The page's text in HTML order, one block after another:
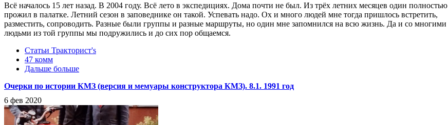
Всё началось 15 лет назад. В 2004 году. Всё лето в экспедициях. Дома почти не был. Из трёх летних месяцев один полностью
прожил в палатке. Летний сезон в заповеднике он такой. Успевать надо. Ох и много людей мне тогда пришлось встретить,
разместить, сопроводить. Разные были группы и разные маршруты, но один мне запомнился на всю жизнь. Да и со многими
людьми из той группы мы подружились и до сих пор общаемся.
Статьи Тракторист's
47 комм
Дальше больше
Очерки по истории КМЗ (версия и мемуары конструктора КМЗ). 8.1. 1991 год
6 фев 2020